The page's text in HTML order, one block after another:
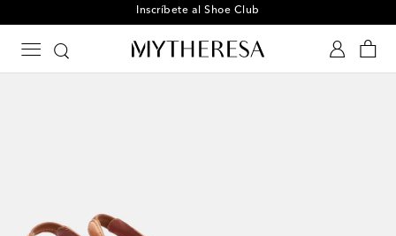
Inscríbete al Shoe Club